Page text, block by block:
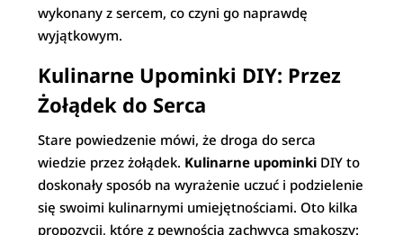
wykonany z sercem, co czyni go naprawdę
wyjątkowym.
Kulinarne Upominki DIY: Przez
Żołądek do Serca
Stare powiedzenie mówi, że droga do serca
wiedzie przez żołądek. Kulinarne upominki DIY to
doskonały sposób na wyrażenie uczuć i podzielenie
się swoimi kulinarnymi umiejętnościami. Oto kilka
propozycji, które z pewnością zachwycą smakoszy: